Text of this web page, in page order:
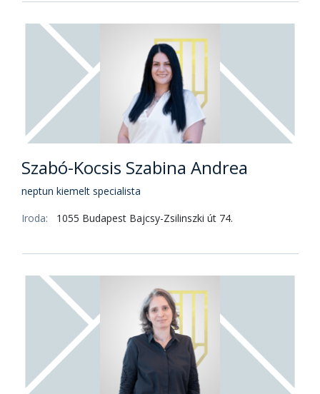
Szabó-Kocsis Szabina Andrea
neptun kiemelt specialista
Iroda:
1055 Budapest Bajcsy-Zsilinszki út 74.